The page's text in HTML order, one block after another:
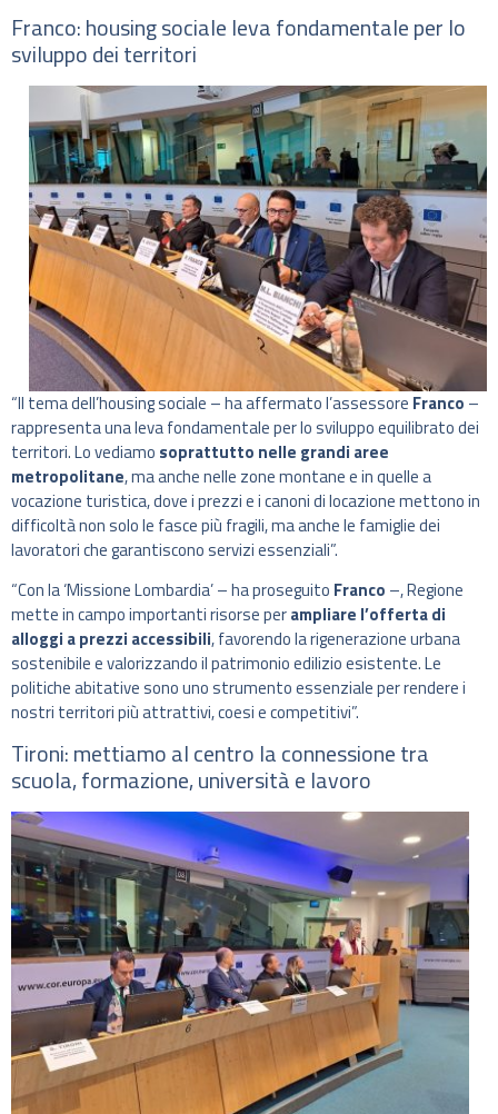
Franco: housing sociale leva fondamentale per lo
sviluppo dei territori
“Il tema dell’housing sociale – ha affermato l’assessore Franco –
rappresenta una leva fondamentale per lo sviluppo equilibrato dei
territori. Lo vediamo soprattutto nelle grandi aree
metropolitane, ma anche nelle zone montane e in quelle a
vocazione turistica, dove i prezzi e i canoni di locazione mettono in
difficoltà non solo le fasce più fragili, ma anche le famiglie dei
lavoratori che garantiscono servizi essenziali”.
“Con la ‘Missione Lombardia’ – ha proseguito Franco –, Regione
mette in campo importanti risorse perampliare l’offerta di
alloggi a prezzi accessibili, favorendo la rigenerazione urbana
sostenibile e valorizzando il patrimonio edilizio esistente. Le
politiche abitative sono uno strumento essenziale per rendere i
nostri territori più attrattivi, coesi e competitivi”.
Tironi: mettiamo al centro la connessione tra
scuola, formazione, università e lavoro